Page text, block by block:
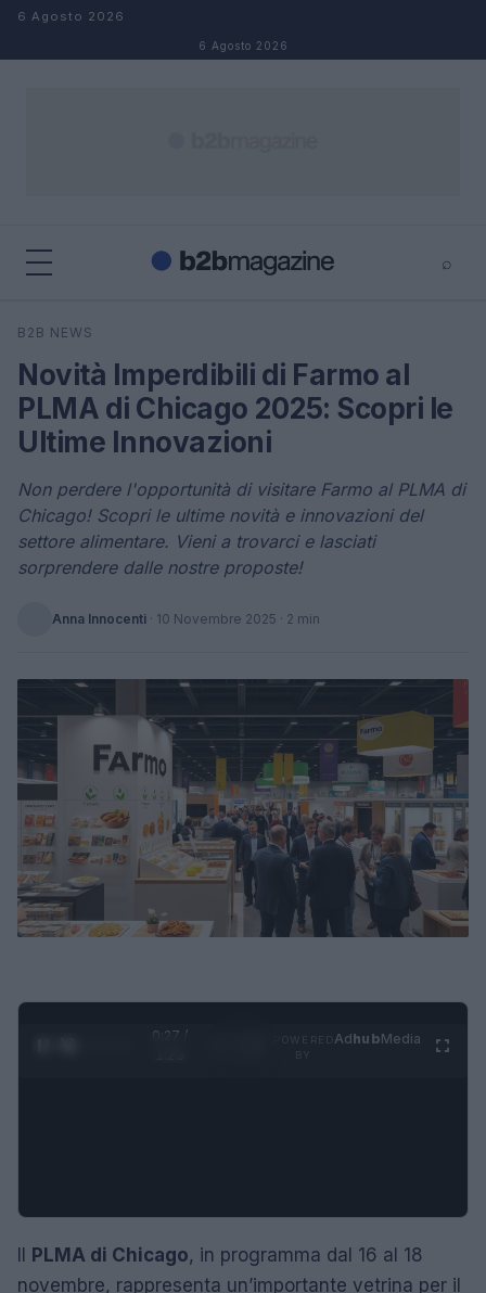
Salta al contenuto
6 Agosto 2026
6 Agosto 2026
⌕
Cerca
B2B NEWS
Novità Imperdibili di Farmo al
PLMA di Chicago 2025: Scopri le
Ultime Innovazioni
Non perdere l'opportunità di visitare Farmo al PLMA di
Chicago! Scopri le ultime novità e innovazioni del
settore alimentare. Vieni a trovarci e lasciati
sorprendere dalle nostre proposte!
Anna Innocenti · 10 Novembre 2025 · 2 min
0:28 /
AdhubMedia
Il PLMA di Chicago, in programma dal 16 al 18
novembre, rappresenta un’importante vetrina per il